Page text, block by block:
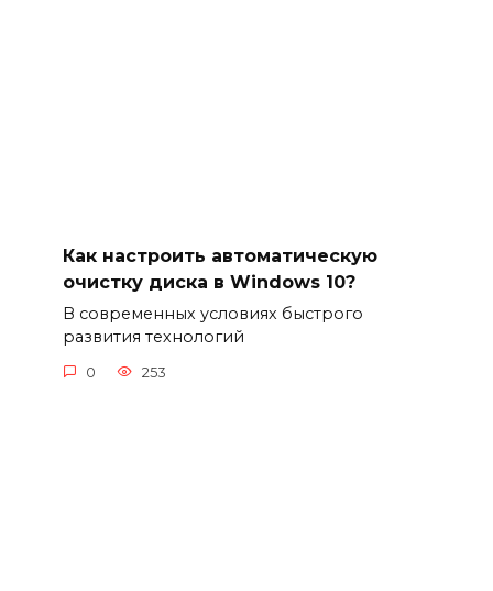
Как настроить автоматическую
очистку диска в Windows 10?
В современных условиях быстрого
развития технологий
0 253